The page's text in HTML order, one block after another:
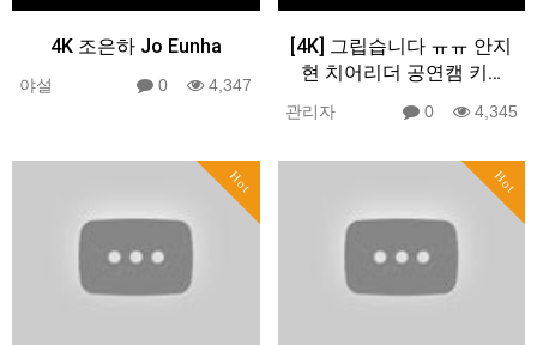
4K 조은하 Jo Eunha
야설 0 4,347
[4K] 그립습니다 ㅠㅠ 안지
현 치어리더 공연캠 키…
관리자 0 4,345
Hot Hot